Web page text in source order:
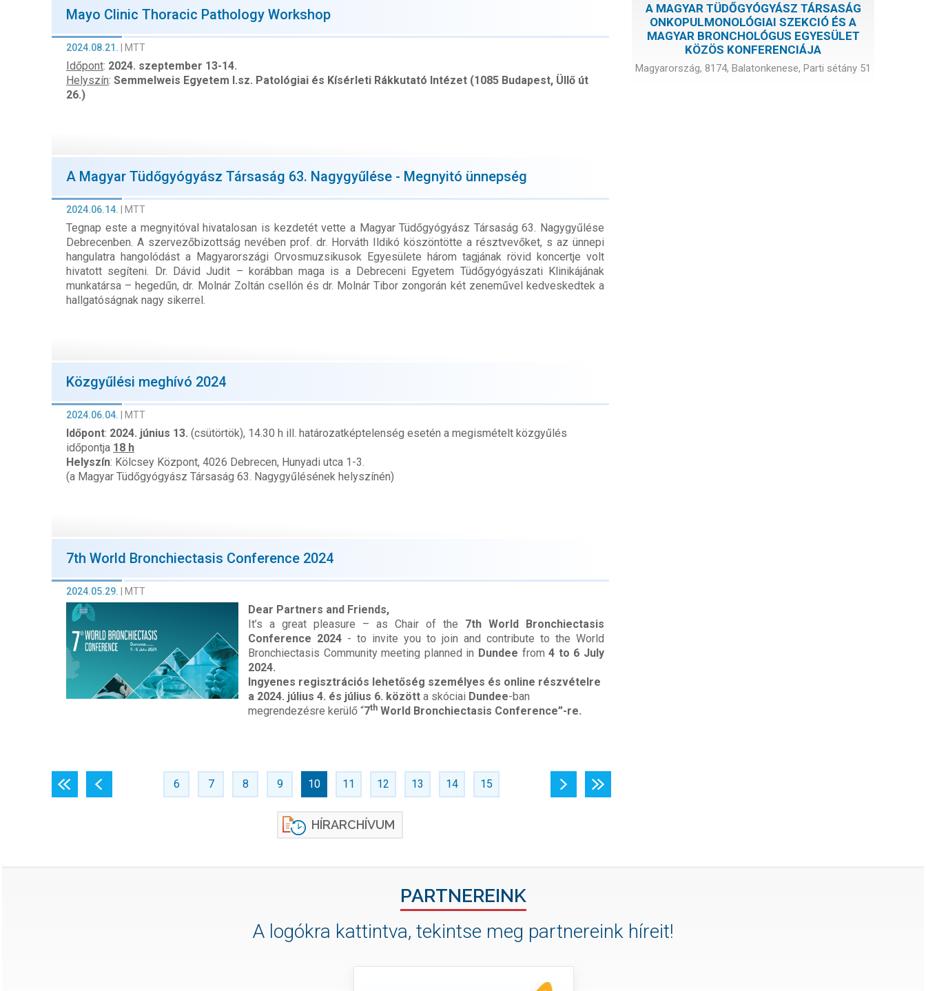
Mayo Clinic Thoracic Pathology Workshop
2024.08.21. | MTT
Időpont: 2024. szeptember 13-14.
Helyszín: Semmelweis Egyetem I.sz. Patológiai és Kísérleti Rákkutató Intézet (1085 Budapest, Üllő út
26.)
A Magyar Tüdőgyógyász Társaság 63. Nagygyűlése - Megnyitó ünnepség
2024.06.14. | MTT
Tegnap este a megnyitóval hivatalosan is kezdetét vette a Magyar Tüdőgyógyász Társaság 63. Nagygyűlése
Debrecenben. A szervezőbizottság nevében prof. dr. Horváth Ildikó köszöntötte a résztvevőket, s az ünnepi
hangulatra hangolódást a Magyarországi Orvosmuzsikusok Egyesülete három tagjának rövid koncertje volt
hivatott segíteni. Dr. Dávid Judit – korábban maga is a Debreceni Egyetem Tüdőgyógyászati Klinikájának
munkatársa – hegedűn, dr. Molnár Zoltán csellón és dr. Molnár Tibor zongorán két zeneművel kedveskedtek a
hallgatóságnak nagy sikerrel.
Közgyűlési meghívó 2024
2024.06.04. | MTT
Időpont: 2024. június 13. (csütörtök), 14.30 h ill. határozatképtelenség esetén a megismételt közgyűlés
időpontja 18 h
Helyszín: Kölcsey Központ, 4026 Debrecen, Hunyadi utca 1-3.
(a Magyar Tüdőgyógyász Társaság 63. Nagygyűlésének helyszínén)
7th World Bronchiectasis Conference 2024
2024.05.29. | MTT
Dear Partners and Friends,
It’s a great pleasure – as Chair of the
7th World Bronchiectasis
Conference 2024 - to invite you to join and contribute to the World
Bronchiectasis Community meeting planned in Dundee from4 to 6 July
2024.
Ingyenes regisztrációs lehetőség személyes és online részvételre
a 2024. július 4. és július 6. között a skóciai Dundee-ban
megrendezésre kerülő “7th World Bronchiectasis Conference”-re.
« ‹ 6 7 8 9 10 11 12 13 14 15 › »
HÍRARCHÍVUM
A MAGYAR TÜDŐGYÓGYÁSZ TÁRSASÁG
ONKOPULMONOLÓGIAI SZEKCIÓ ÉS A
MAGYAR BRONCHOLÓGUS EGYESÜLET
KÖZÖS KONFERENCIÁJA
Magyarország, 8174, Balatonkenese, Parti sétány 51
PARTNEREINK
A logókra kattintva, tekintse meg partnereink híreit!